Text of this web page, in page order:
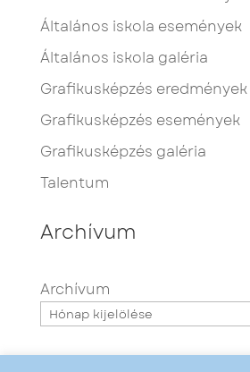
Általános iskola események
Általános iskola galéria
Grafikusképzés eredmények
Grafikusképzés események
Grafikusképzés galéria
Talentum
Archívum
Archívum